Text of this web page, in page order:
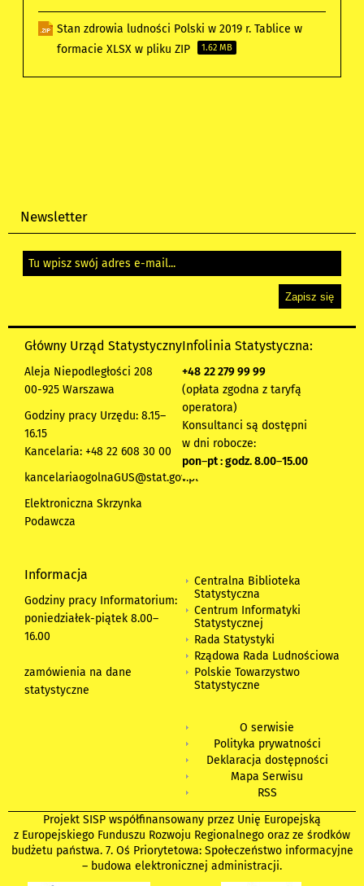
Stan zdrowia ludności Polski w 2019 r. Tablice w
formacie XLSX w pliku ZIP
1.62 MB
Newsletter
Główny Urząd Statystyczny
Aleja Niepodległości 208
00-925 Warszawa
Godziny pracy Urzędu: 8.15–
16.15
Kancelaria: +48 22 608 30 00
kancelariaogolnaGUS@stat.gov.pl
Elektroniczna Skrzynka
Podawcza
Infolinia Statystyczna:
+48 22 279 99 99
(opłata zgodna z taryfą
operatora)
Konsultanci są dostępni
w dni robocze:
pon–pt : godz. 8.00–15.00
Informacja
Godziny pracy Informatorium:
poniedziałek-piątek 8.00–
16.00
zamówienia na dane
statystyczne
Centralna Biblioteka
Statystyczna
Centrum Informatyki
Statystycznej
Rada Statystyki
Rządowa Rada Ludnościowa
Polskie Towarzystwo
Statystyczne
O serwisie
Polityka prywatności
Deklaracja dostępności
Mapa Serwisu
RSS
Projekt SISP współfinansowany przez Unię Europejską
z Europejskiego Funduszu Rozwoju Regionalnego oraz ze środków
budżetu państwa. 7. Oś Priorytetowa: Społeczeństwo informacyjne
– budowa elektronicznej administracji.